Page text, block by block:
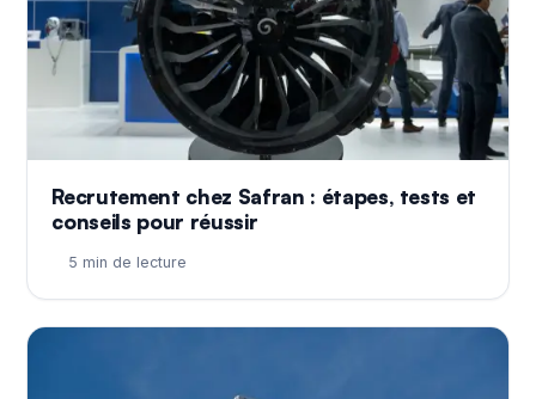
Recrutement chez Safran : étapes, tests et
conseils pour réussir
5 min de lecture